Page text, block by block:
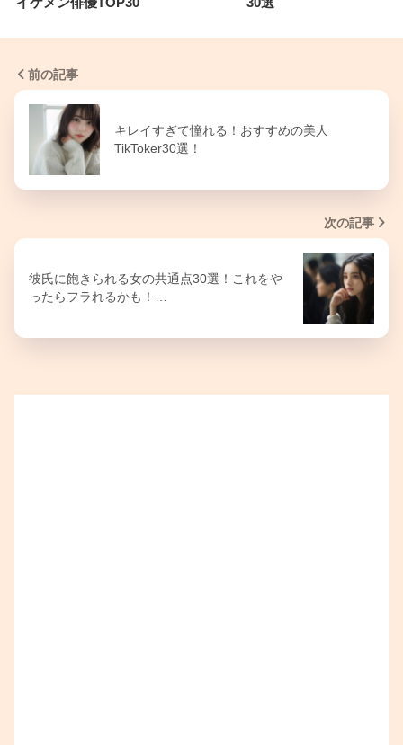
前の記事
キレイすぎて憧れる！おすすめの美人
TikToker30選！
次の記事
彼氏に飽きられる女の共通点30選！これをや
ったらフラれるかも！…